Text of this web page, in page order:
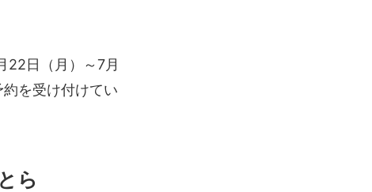
22日（月）～7月
を受け付けてい
ら